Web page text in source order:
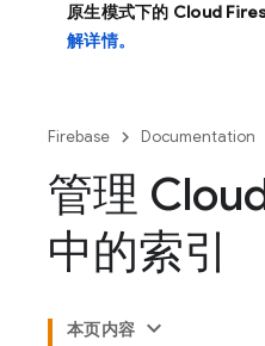
原生模式下的 Cloud
解详情。
Firebase Documentation
管理
中的索引
本页内容